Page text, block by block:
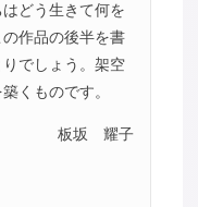
どう生きて何を
作品の後半を書
でしょう。架空
くものです。
板坂 耀子